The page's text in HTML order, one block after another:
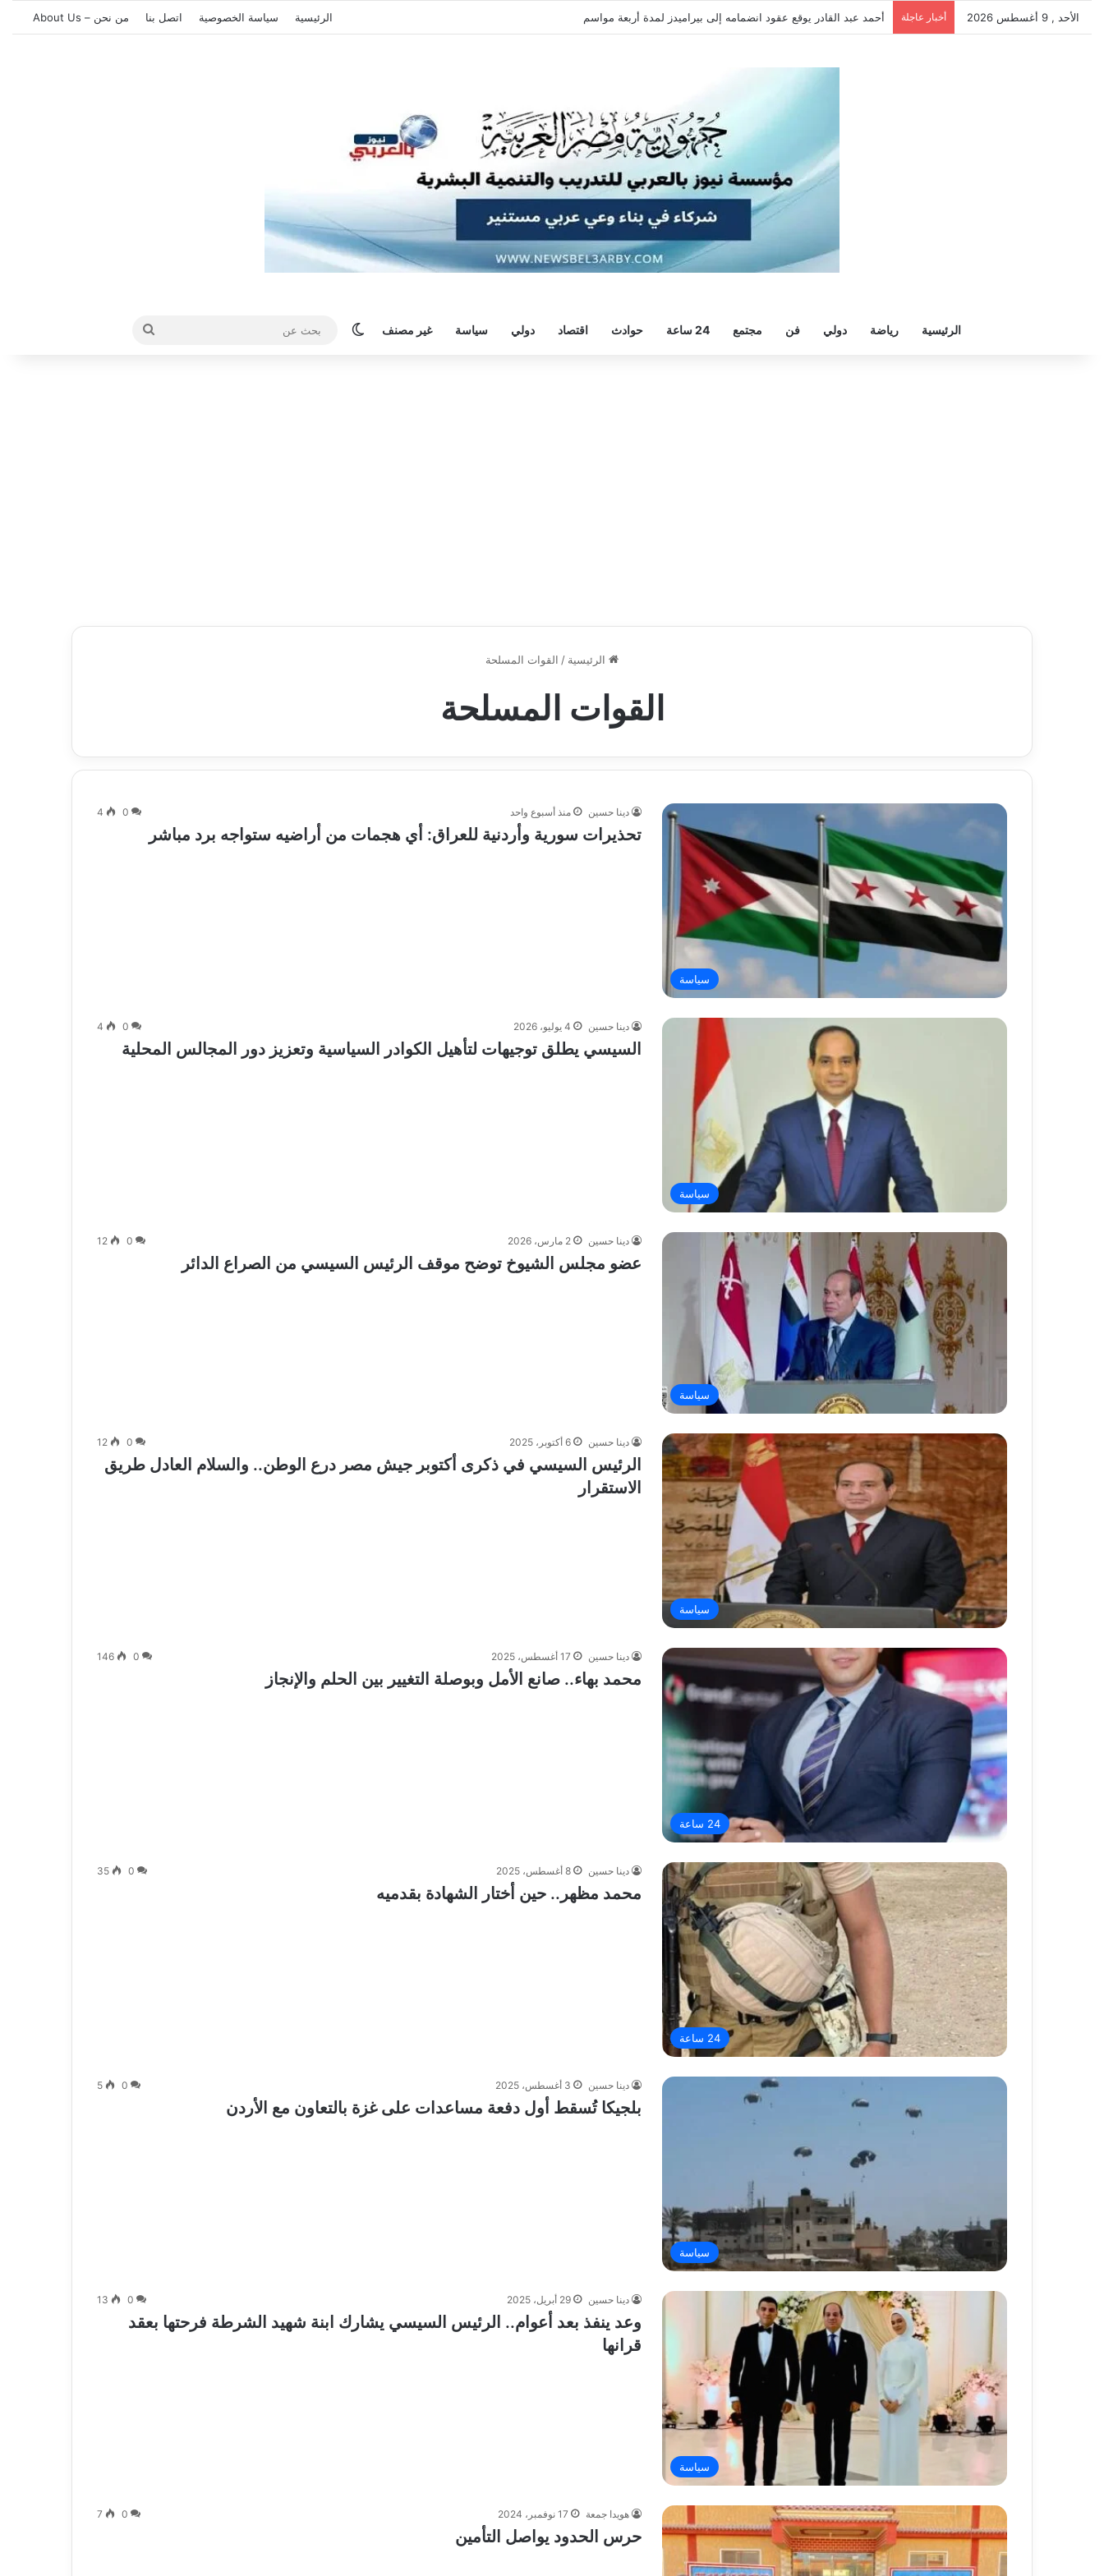
الأحد , 9 أغسطس 2026 أخبار عاجلة الرئيسية سياسة الخصوصية اتصل بنا من نحن – About Us
الرئيسية رياضة دولي فن مجتمع 24 ساعة حوادث اقتصاد دولي سياسة غير مصنف الوضع المظلم
بحث
الرئيسية / القوات المسلحة
القوات المسلحة
سياسة
دينا حسين منذ أسبوع واحد 0
4
تحذيرات سورية وأردنية للعراق: أي هجمات من أراضيه ستواجه برد مباشر
سياسة
دينا حسين 4 يوليو، 2026 0
4
السيسي يطلق توجيهات لتأهيل الكوادر السياسية وتعزيز دور المجالس المحلية
سياسة
دينا حسين 2 مارس، 2026 0
12
عضو مجلس الشيوخ توضح موقف الرئيس السيسي من الصراع الدائر
سياسة
دينا حسين 6 أكتوبر، 2025 0
12
الرئيس السيسي في ذكرى أكتوبر جيش مصر درع الوطن.. والسلام العادل طريق
الاستقرار
24 ساعة
دينا حسين 17 أغسطس، 2025 0
146
محمد بهاء.. صانع الأمل وبوصلة التغيير بين الحلم والإنجاز
24 ساعة
دينا حسين 8 أغسطس، 2025 0
35
محمد مظهر.. حين أختار الشهادة بقدميه
سياسة
دينا حسين 3 أغسطس، 2025 0
5
بلجيكا تُسقط أول دفعة مساعدات على غزة بالتعاون مع الأردن
سياسة
دينا حسين 29 أبريل، 2025 0
13
وعد ينفذ بعد أعوام.. الرئيس السيسي يشارك ابنة شهيد الشرطة فرحتها بعقد
قرانها
هويدا جمعة 17 نوفمبر، 2024 0
7
حرس الحدود يواصل التأمين